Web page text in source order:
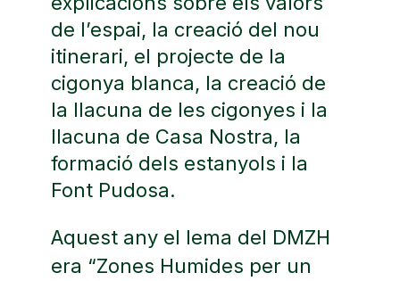
de l’espai, la creació del nou
itinerari, el projecte de la
cigonya blanca, la creació de
la llacuna de les cigonyes i la
llacuna de Casa Nostra, la
formació dels estanyols i la
Font Pudosa.
Aquest any el lema del DMZH
era “Zones Humides per un